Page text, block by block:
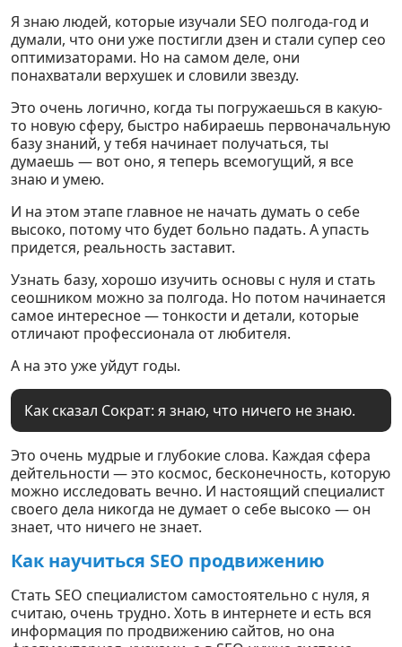
Я знаю людей, которые изучали SEO полгода-год и
думали, что они уже постигли дзен и стали супер сео
оптимизаторами. Но на самом деле, они
понахватали верхушек и словили звезду.
Это очень логично, когда ты погружаешься в какую-
то новую сферу, быстро набираешь первоначальную
базу знаний, у тебя начинает получаться, ты
думаешь — вот оно, я теперь всемогущий, я все
знаю и умею.
И на этом этапе главное не начать думать о себе
высоко, потому что будет больно падать. А упасть
придется, реальность заставит.
Узнать базу, хорошо изучить основы с нуля и стать
сеошником можно за полгода. Но потом начинается
самое интересное — тонкости и детали, которые
отличают профессионала от любителя.
А на это уже уйдут годы.
Как сказал Сократ: я знаю, что ничего не знаю.
Это очень мудрые и глубокие слова. Каждая сфера
дейтельности — это космос, бесконечность, которую
можно исследовать вечно. И настоящий специалист
своего дела никогда не думает о себе высоко — он
знает, что ничего не знает.
Как научиться SEO продвижению
Стать SEO специалистом самостоятельно с нуля, я
считаю, очень трудно. Хоть в интернете и есть вся
информация по продвижению сайтов, но она